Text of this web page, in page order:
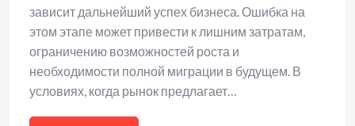
зависит дальнейший успех бизнеса. Ошибка на
этом этапе может привести к лишним затратам,
ограничению возможностей роста и
необходимости полной миграции в будущем. В
условиях, когда рынок предлагает…